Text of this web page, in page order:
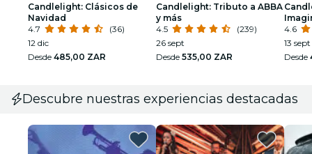
Candlelight: Clásicos de
Navidad
4.7
(36)
12 dic
Desde 485,00 ZAR
Candlelight: Tributo a ABBA
y más
4.5
(239)
26 sept
Desde 535,00 ZAR
4.6
13 sept
Desde
Descubre nuestras experiencias destacadas